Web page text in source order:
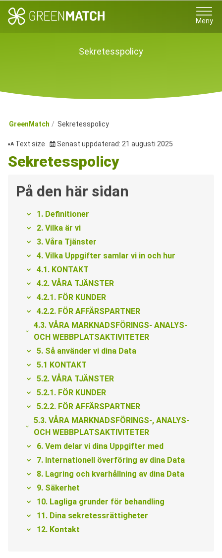
Meny
Sekretesspolicy
GreenMatch Sekretesspolicy
Text size Senast uppdaterad: 21 augusti 2025
Sekretesspolicy
På den här sidan
1. Definitioner
2. Vilka är vi
3. Våra Tjänster
4. Vilka Uppgifter samlar vi in och hur
4.1. KONTAKT
4.2. VÅRA TJÄNSTER
4.2.1. FÖR KUNDER
4.2.2. FÖR AFFÄRSPARTNER
4.3. VÅRA MARKNADSFÖRINGS- ANALYS-
OCH WEBBPLATSAKTIVITETER
5. Så använder vi dina Data
5.1 KONTAKT
5.2. VÅRA TJÄNSTER
5.2.1. FÖR KUNDER
5.2.2. FÖR AFFÄRSPARTNER
5.3. VÅRA MARKNADSFÖRINGS-, ANALYS-
OCH WEBBPLATSAKTIVITETER
6. Vem delar vi dina Uppgifter med
7. Internationell överföring av dina Data
8. Lagring och kvarhållning av dina Data
9. Säkerhet
10. Lagliga grunder för behandling
11. Dina sekretessrättigheter
12. Kontakt